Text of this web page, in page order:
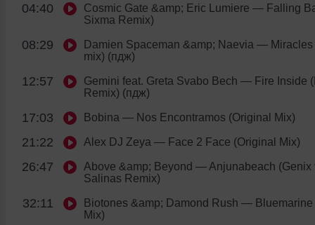
04:40 Cosmic Gate &amp; Eric Lumiere — Falling
Sixma Remix)
08:29 Damien Spaceman &amp; Naevia — Miracles
mix) (пдж)
12:57 Gemini feat. Greta Svabo Bech — Fire Inside
Remix) (пдж)
17:03 Bobina — Nos Encontramos (Original Mix)
21:22 Alex DJ Zeya — Face 2 Face (Original Mix)
26:47 Above &amp; Beyond — Anjunabeach (Genix
Salinas Remix)
32:11 Biotones &amp; Damond Rush — Bluemarine
Mix)